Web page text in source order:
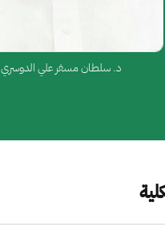
د. سلطان مسفر علي الدوسري